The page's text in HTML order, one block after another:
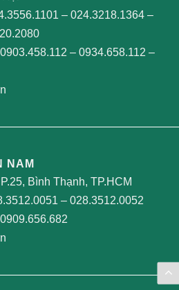
– 024.3218.1364 –
0903.458.112 – 0934.658.112 –
NAM
Bình Thạnh, TP.HCM
– 028.3512.0052
0909.656.682